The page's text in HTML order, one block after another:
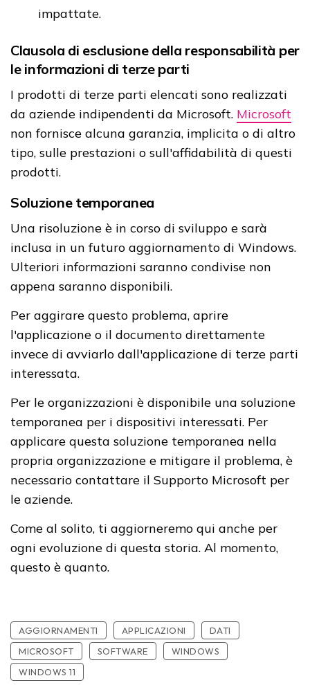
impattate.
Clausola di esclusione della responsabilità per
le informazioni di terze parti
I prodotti di terze parti elencati sono realizzati
da aziende indipendenti da Microsoft. Microsoft
non fornisce alcuna garanzia, implicita o di altro
tipo, sulle prestazioni o sull'affidabilità di questi
prodotti.
Soluzione temporanea
Una risoluzione è in corso di sviluppo e sarà
inclusa in un futuro aggiornamento di Windows.
Ulteriori informazioni saranno condivise non
appena saranno disponibili.
Per aggirare questo problema, aprire
l'applicazione o il documento direttamente
invece di avviarlo dall'applicazione di terze parti
interessata.
Per le organizzazioni è disponibile una soluzione
temporanea per i dispositivi interessati. Per
applicare questa soluzione temporanea nella
propria organizzazione e mitigare il problema, è
necessario contattare il Supporto Microsoft per
le aziende.
Come al solito, ti aggiorneremo qui anche per
ogni evoluzione di questa storia. Al momento,
questo è quanto.
AGGIORNAMENTI APPLICAZIONI
DATI
MICROSOFT
SOFTWARE
WINDOWS
WINDOWS 11